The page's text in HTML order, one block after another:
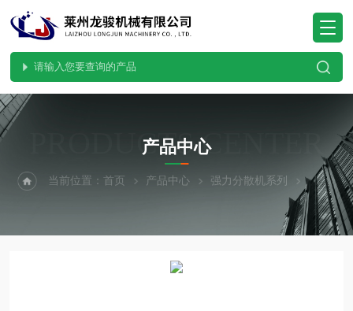
PRODUCTS CENTER
产品中心
当前位置：首页 产品中心 强力分散机系列 实验室